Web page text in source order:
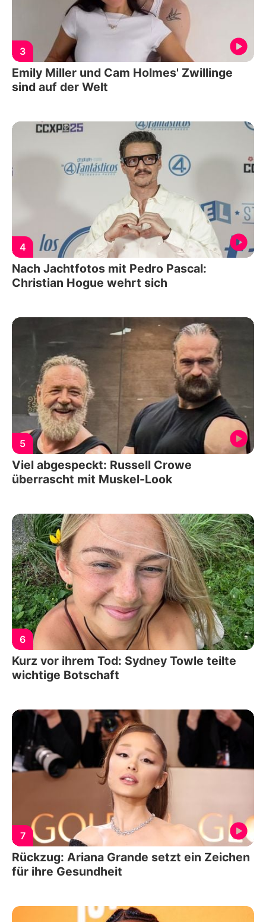
3
Emily Miller und Cam Holmes' Zwillinge
sind auf der Welt
4
Nach Jachtfotos mit Pedro Pascal:
Christian Hogue wehrt sich
5
Viel abgespeckt: Russell Crowe
überrascht mit Muskel-Look
6
Kurz vor ihrem Tod: Sydney Towle teilte
wichtige Botschaft
7
Rückzug: Ariana Grande setzt ein Zeichen
für ihre Gesundheit